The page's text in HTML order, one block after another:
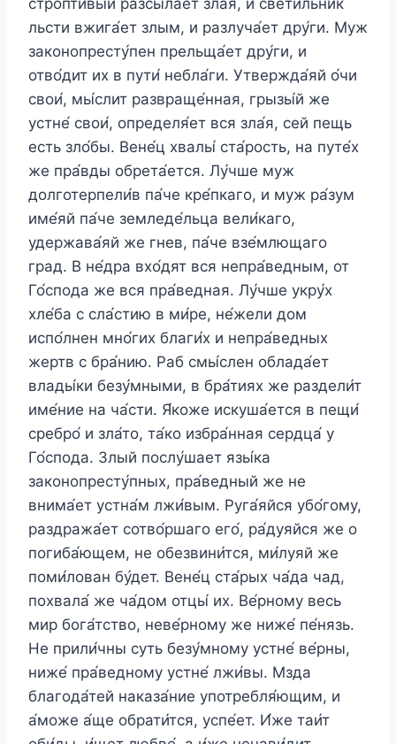
льсти вжига́ет злым, и разлуча́ет дру́ги. Муж
законопресту́пен прельща́ет дру́ги, и
отво́дит их в пути́ небла́ги. Утвержда́яй о́чи
свои́, мы́слит развраще́нная, грызы́й же
устне́ свои́, определя́ет вся зла́я, сей пещь
есть зло́бы. Вене́ц хвалы́ ста́рость, на путе́х
же пра́вды обрета́ется. Лу́чше муж
долготерпели́в па́че кре́пкаго, и муж ра́зум
име́яй па́че земледе́льца вели́каго,
удержава́яй же гнев, па́че взе́млющаго
град. В не́дра вхо́дят вся непра́ведным, от
Го́спода же вся пра́ведная. Лу́чше укру́х
хле́ба с сла́стию в ми́ре, не́жели дом
испо́лнен мно́гих благи́х и непра́ведных
жертв с бра́нию. Раб смы́слен облада́ет
влады́ки безу́мными, в бра́тиях же раздели́т
име́ние на ча́сти. Я́коже искуша́ется в пещи́
сребро́ и зла́то, та́ко избра́нная сердца́ у
Го́спода. Злый послу́шает язы́ка
законопресту́пных, пра́ведный же не
внима́ет устна́м лжи́вым. Руга́яйся убо́гому,
раздража́ет сотво́ршаго его́, ра́дуяйся же о
погиба́ющем, не обезвини́тся, ми́луяй же
поми́лован бу́дет. Вене́ц ста́рых ча́да чад,
похвала́ же ча́дом отцы́ их. Ве́рному весь
мир бога́тство, неве́рному же ниже́ пе́нязь.
Не прили́чны суть безу́мному устне́ ве́рны,
ниже́ пра́ведному устне́ лжи́вы. Мзда
благода́тей наказа́ние употребля́ющим, и
а́може а́ще обрати́тся, успе́ет. И́же таи́т